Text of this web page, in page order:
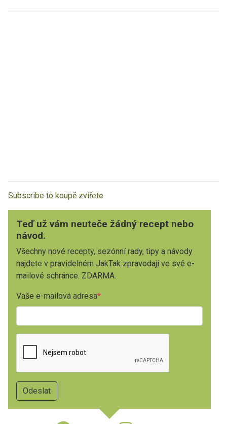
Subscribe to koupě zvířete
Teď už vám neuteče žádný recept nebo
návod.
Všechny nové recepty, sezónní rady, tipy a návody
najdete v pravidelném JakTak zpravodaji ve své e-
mailové schránce. ZDARMA.
Vaše e-mailová adresa